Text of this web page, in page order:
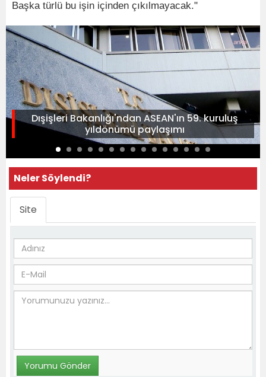
Başka türlü bu işin içinden çıkılmayacak."
Dışişleri Bakanlığı'ndan ASEAN'ın 59. kuruluş
yıldönümü paylaşımı
Neler Söylendi?
Site